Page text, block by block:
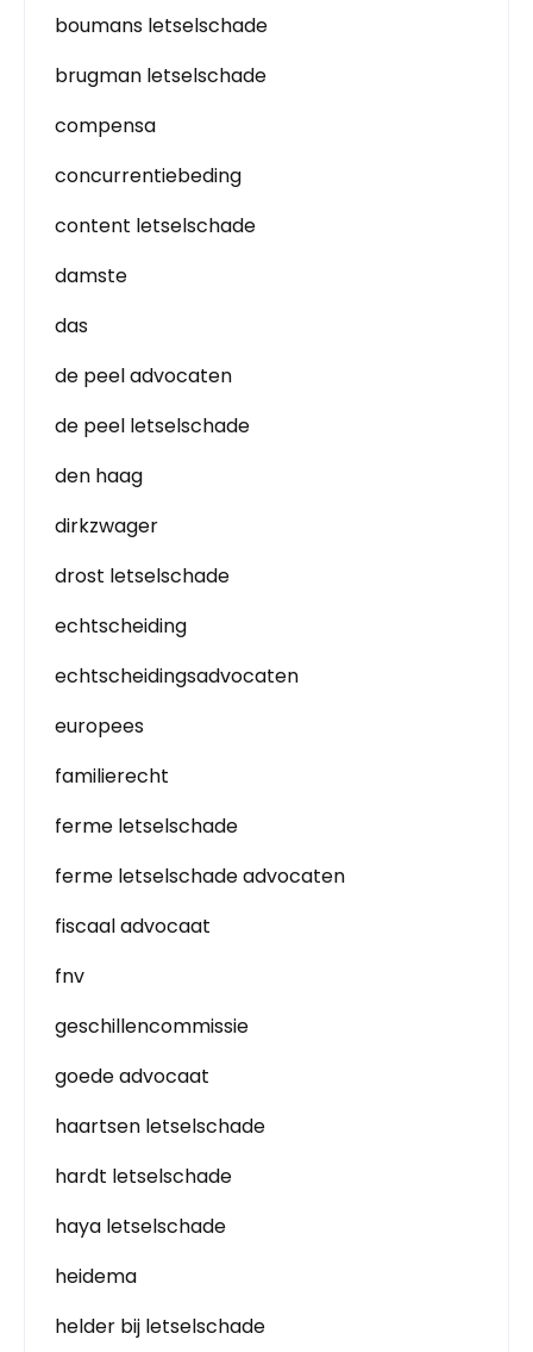
boumans letselschade
brugman letselschade
compensa
concurrentiebeding
content letselschade
damste
das
de peel advocaten
de peel letselschade
den haag
dirkzwager
drost letselschade
echtscheiding
echtscheidingsadvocaten
europees
familierecht
ferme letselschade
ferme letselschade advocaten
fiscaal advocaat
fnv
geschillencommissie
goede advocaat
haartsen letselschade
hardt letselschade
haya letselschade
heidema
helder bij letselschade